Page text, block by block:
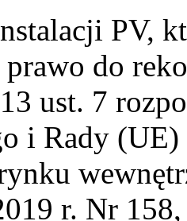
PV,
prawo do
ust. 7
i Rady
r. Nr